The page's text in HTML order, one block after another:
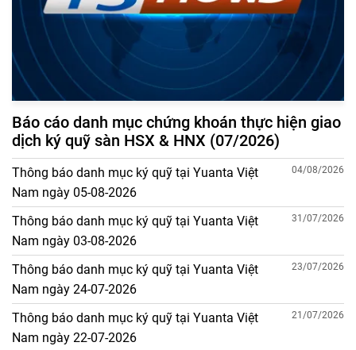
Báo cáo danh mục chứng khoán thực hiện giao
dịch ký quỹ sàn HSX & HNX (07/2026)
Thông báo danh mục ký quỹ tại Yuanta Việt
Nam ngày 05-08-2026
04/08/2026
Thông báo danh mục ký quỹ tại Yuanta Việt
Nam ngày 03-08-2026
31/07/2026
Thông báo danh mục ký quỹ tại Yuanta Việt
Nam ngày 24-07-2026
23/07/2026
Thông báo danh mục ký quỹ tại Yuanta Việt
Nam ngày 22-07-2026
21/07/2026